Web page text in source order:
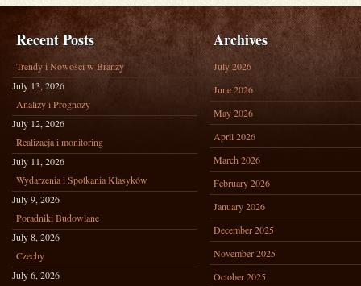
Recent Posts
Trendy i Nowości w Branży
July 13, 2026
Analizy i Prognozy
July 12, 2026
Realizacja i monitoring
July 11, 2026
Wydarzenia i Spotkania Klasyków
July 9, 2026
Poradniki Budowlane
July 8, 2026
Czechy
July 6, 2026
Archives
July 2026
June 2026
May 2026
April 2026
March 2026
February 2026
January 2026
December 2025
November 2025
October 2025